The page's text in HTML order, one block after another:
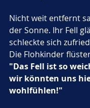
Nicht weit entfernt
der Sonne. Ihr Fell
schleckte sich
Die Flohkinder
"Das Fell ist so
wir könnten uns
wohlfühlen!"